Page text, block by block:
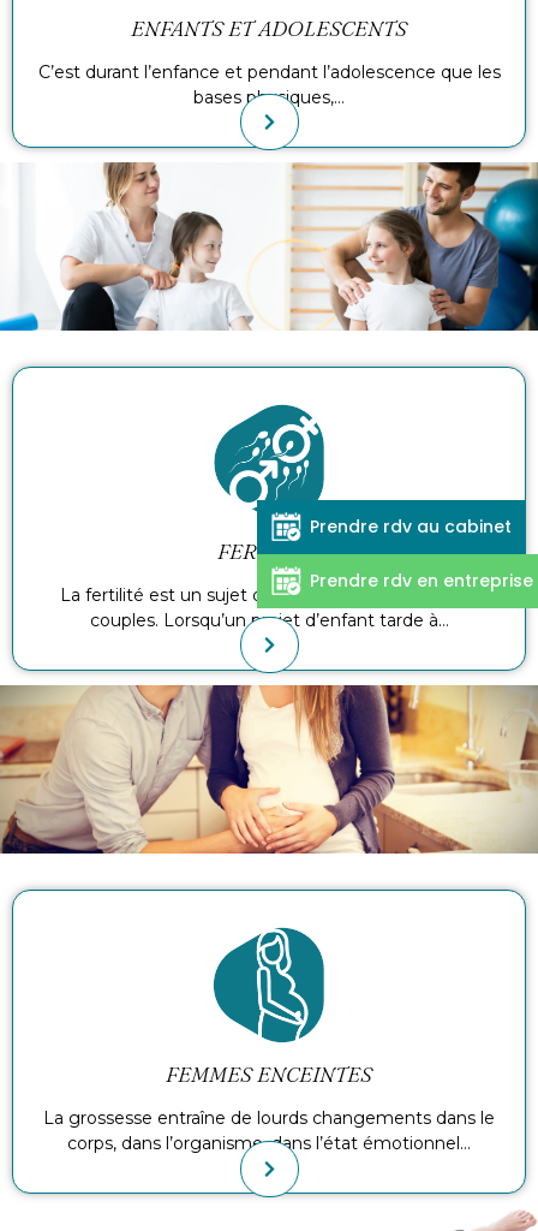
ENFANTS ET ADOLESCENTS
C’est durant l’enfance et pendant l’adolescence que les
bases physiques,…
FERTILITÉ
La fertilité est un sujet qui concerne de nombreux
couples. Lorsqu’un projet d’enfant tarde à…
FEMMES ENCEINTES
La grossesse entraîne de lourds changements dans le
corps, dans l’organisme, dans l’état émotionnel…
Prendre rdv au cabinet
Prendre rdv en entreprise